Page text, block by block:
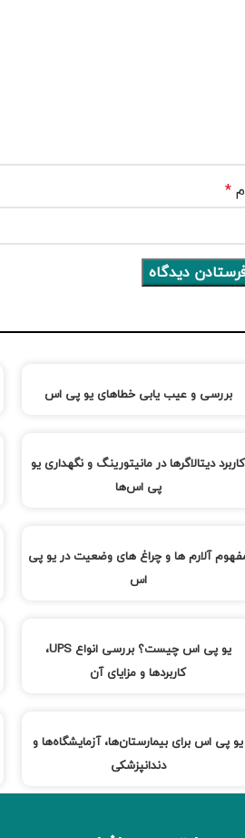
*
بررسی و عیب یابی خطاهای یو پی اس
کاربرد دیتالاگرها در مانیتورینگ و نگهداری یو
پی اس‌ها
آلارم ها و چراغ های وضعیت در یو پی
اس
یو پی اس چیست؟ بررسی انواع UPS،
کاربردها و مزایای آن
یو پی اس برای بیمارستان‌ها، آزمایشگاه‌ها و
دندانپزشکی